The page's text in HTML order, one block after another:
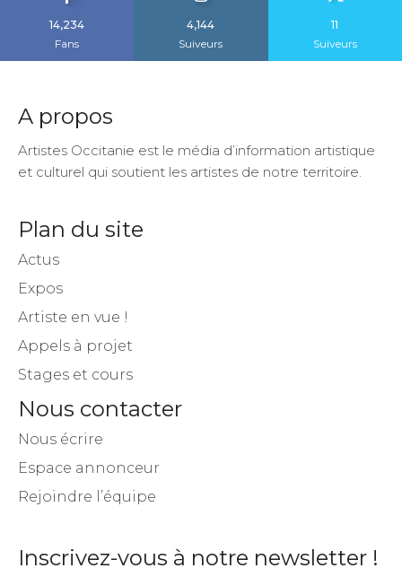
14,234
Fans
4,144
Suiveurs
11
Suiveurs
A propos
Artistes Occitanie est le média d’information artistique
et culturel qui soutient les artistes de notre territoire.
Plan du site
Actus
Expos
Artiste en vue !
Appels à projet
Stages et cours
Nous contacter
Nous écrire
Espace annonceur
Rejoindre l’équipe
Inscrivez-vous à notre newsletter !